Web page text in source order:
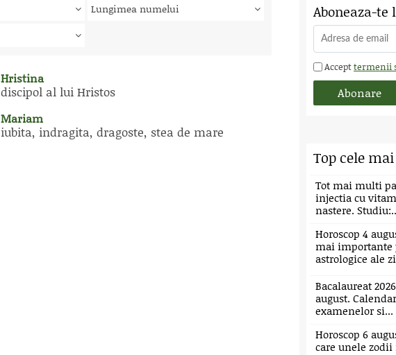
Lungimea numelui
Hristina
discipol al lui Hristos
Mariam
iubita, indragita, dragoste, stea de mare
Aboneaza-
Accepttermenii
Top cele
Tot mai multi
injectia cu
nastere.
Horoscop 4
mai
astrologice ale
Bacalaureat
august.
examenelor si...
Horoscop 6
care unele